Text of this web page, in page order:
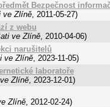
Bezpečnost
ve Zlíně, 2011-05-27)
z webu
ve Zlíně, 2010-04-06)
narušitelů
ve Zlíně, 2023-11-05)
laboratoře
Zlíně, 2023-12-01)
Zlíně, 2012-02-24)